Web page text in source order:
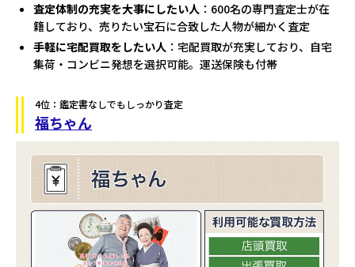
査定体制の充実を大事にしたい人 ：600名の専門査定士が在
籍しており、売りたい宝石に合致した人物が細かく査定
手軽に宅配買取をしたい人 ：宅配買取が充実しており、自宅
集荷・コンビニ発想を選択可能。運送保険も付帯
4位：鑑定書なしでもしっかり査定
福ちゃん